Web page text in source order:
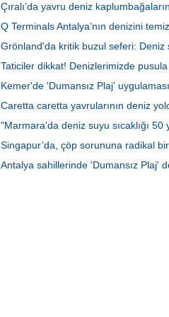
Çıralı’da yavru deniz
Q Terminals Antalya’nın denizini
Grönland'da kritik buzul seferi: Deniz
Taticiler dikkat! Denizlerimizde pusula
Kemer'de 'Dumansız Plaj'
Caretta caretta yavrularının deniz
"Marmara'da deniz suyu sıcaklığı 50
Singapur’da, çöp sorununa radikal
Antalya sahillerinde 'Dumansız Plaj'